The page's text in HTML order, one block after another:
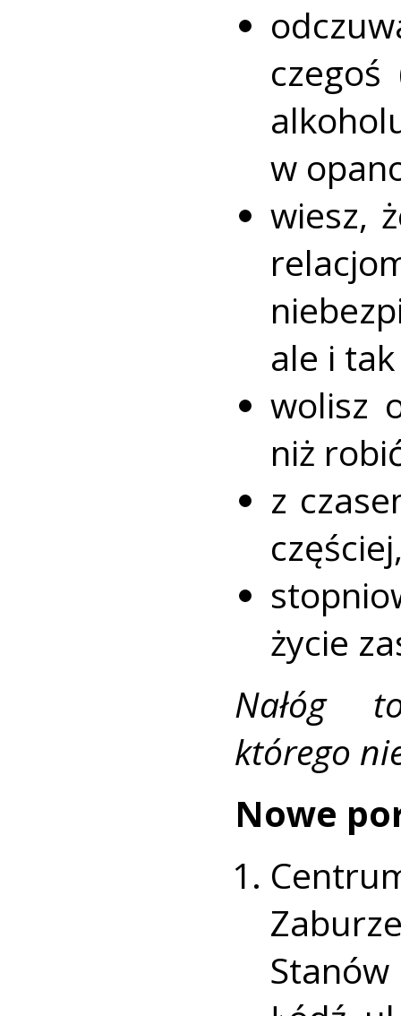
czegoś
w
wiesz,
ale i
wolisz
niż
z
życie
Nałóg
którego
Nowe